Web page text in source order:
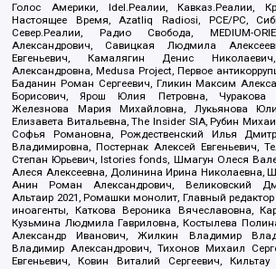
Голос Америки, Idel.Реалии, Кавказ.Реалии,
Настоящее Время, Azatliq Radiosi, PCE/PC,
Север.Реалии, Радио Свобода, MEDIUM-
Александрович, Савицкая Людмила
Евгеньевич, Камалягин Денис
Александровна, Medusa Project, Первое
Баданин Роман Сергеевич, Гликин Максим
Борисович, Ярош Юлия Петровна, Чуракова
Железнова Мария Михайловна, Лукьянова
Елизавета Витальевна, The Insider SIA, Рубин
Софья Романовна, Рождественский Илья
Владимировна, Постернак Алексей Евгеньевич,
Степан Юрьевич, Istories fonds, Шмагун Олеся
Алеся Алексеевна, Долинина Ирина Николаевна,
Анин Роман Александрович, Великовский
Альтаир 2021, Ромашки монолит, Главный
иноагенты, Каткова Вероника Вячеславовна,
Кузьмина Людмила Гавриловна, Костылева
Александр Иванович, Жилкин Владимир
Владимир Александрович, Тихонов Михаил
Евгеньевич, Ковин Виталий Сергеевич, Кильтау